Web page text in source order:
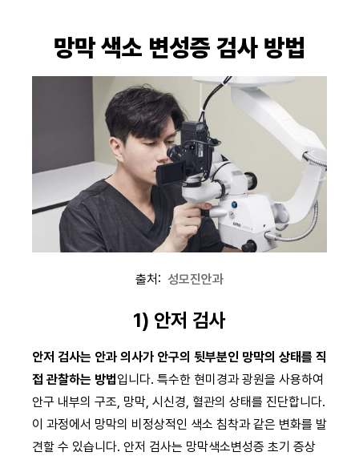
망막 색소 변성증 검사 방법
출처: 성모진안과
1) 안저 검사
안저 검사는 안과 의사가 안구의 뒷부분인 망막의 상태를 직
접 관찰하는 방법입니다. 특수한 현미경과 광원을 사용하여
안구 내부의 구조, 망막, 시신경, 혈관의 상태를 진단합니다.
이 과정에서 망막의 비정상적인 색소 침착과 같은 변화를 발
견할 수 있습니다. 안저 검사는 망막색소변성증 초기 증상